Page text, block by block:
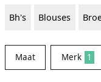
Bh's Blouses
Maat Merk 1